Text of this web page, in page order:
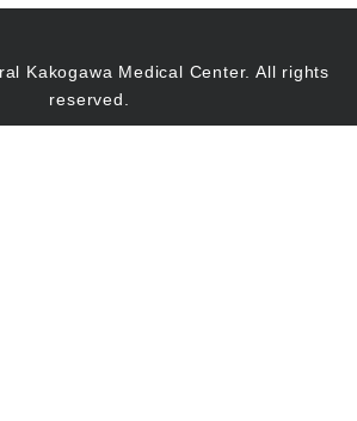
Kakogawa Medical Center. All rights
reserved.